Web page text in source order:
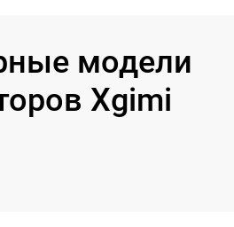
модели
Xgimi